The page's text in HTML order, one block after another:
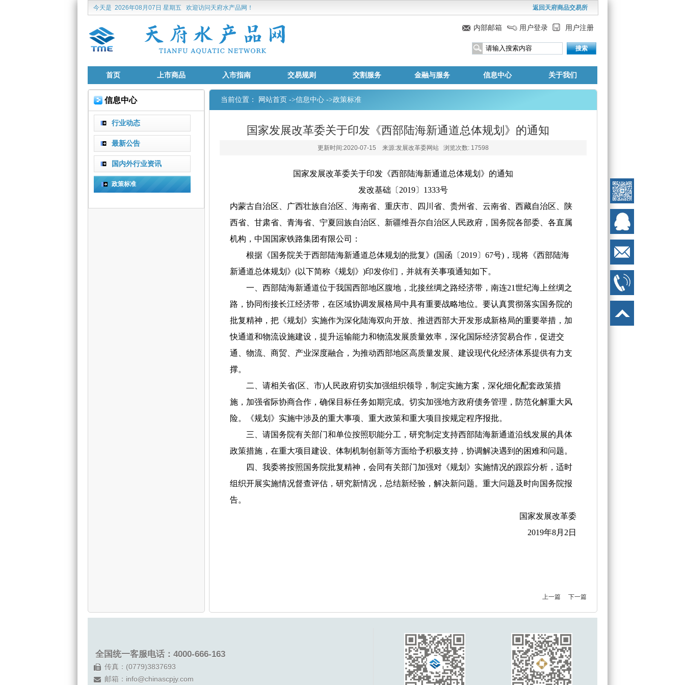
今天是 2026年08月07日 星期五 欢迎访问天府水产品网！ 返回天府商品交易所
首页 上市商品 入市指南 交易规则 交割服务 金融与服务 信息中心 关于我们
当前位置： 网站首页 ->信息中心 ->政策标准
国家发展改革委关于印发《西部陆海新通道总体规划》的通知
更新时间:2020-07-15 来源:发展改革委网站 浏览次数: 17598
国家发展改革委关于印发《西部陆海新通道总体规划》的通知
发改基础〔2019〕1333号
内蒙古自治区、广西壮族自治区、海南省、重庆市、四川省、贵州省、云南省、西藏自治区、陕
西省、甘肃省、青海省、宁夏回族自治区、新疆维吾尔自治区人民政府，国务院各部委、各直属
机构，中国国家铁路集团有限公司：
根据《国务院关于西部陆海新通道总体规划的批复》(国函〔2019〕67号)，现将《西部陆海
新通道总体规划》(以下简称《规划》)印发你们，并就有关事项通知如下。
一、西部陆海新通道位于我国西部地区腹地，北接丝绸之路经济带，南连21世纪海上丝绸之
路，协同衔接长江经济带，在区域协调发展格局中具有重要战略地位。要认真贯彻落实国务院的
批复精神，把《规划》实施作为深化陆海双向开放、推进西部大开发形成新格局的重要举措，加
快通道和物流设施建设，提升运输能力和物流发展质量效率，深化国际经济贸易合作，促进交
通、物流、商贸、产业深度融合，为推动西部地区高质量发展、建设现代化经济体系提供有力支
撑。
二、请相关省(区、市)人民政府切实加强组织领导，制定实施方案，深化细化配套政策措
施，加强省际协商合作，确保目标任务如期完成。切实加强地方政府债务管理，防范化解重大风
险。《规划》实施中涉及的重大事项、重大政策和重大项目按规定程序报批。
三、请国务院有关部门和单位按照职能分工，研究制定支持西部陆海新通道沿线发展的具体
政策措施，在重大项目建设、体制机制创新等方面给予积极支持，协调解决遇到的困难和问题。
四、我委将按照国务院批复精神，会同有关部门加强对《规划》实施情况的跟踪分析，适时
组织开展实施情况督查评估，研究新情况，总结新经验，解决新问题。重大问题及时向国务院报
告。
国家发展改革委
2019年8月2日
上一篇 下一篇
信息中心
行业动态
最新公告
国内外行业资讯
政策标准
全国统一客服电话：4000-666-163
传真：(0779)3837693
邮箱： info@chinascpjy.com